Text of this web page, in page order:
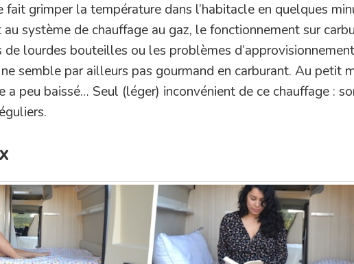
grimper la température dans l’habitacle en quelques
système de chauffage au gaz, le fonctionnement sur
lourdes bouteilles ou les problèmes
semble par ailleurs pas gourmand en carburant. Au petit
a peu baissé… Seul (léger) inconvénient de ce chauffage :